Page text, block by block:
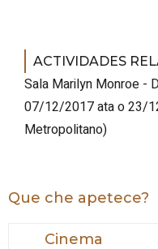
ACTIVIDADES
Sala Marilyn Monroe -
07/12/2017 ata o 23/
Metropolitano)
Que che apetece?
Cinema